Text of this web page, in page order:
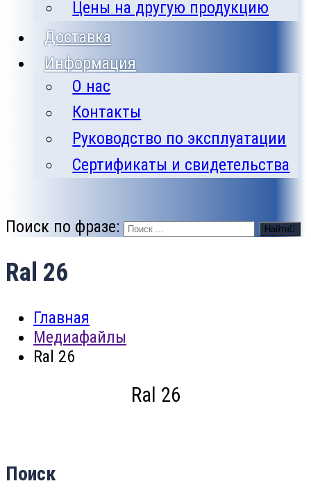
Цены на другую продукцию
Доставка
Информация
О нас
Контакты
Руководство по эксплуатации
Сертификаты и свидетельства
Поиск по фразе: Найти
Ral 26
Главная
Медиафайлы
Ral 26
Ral 26
Поиск